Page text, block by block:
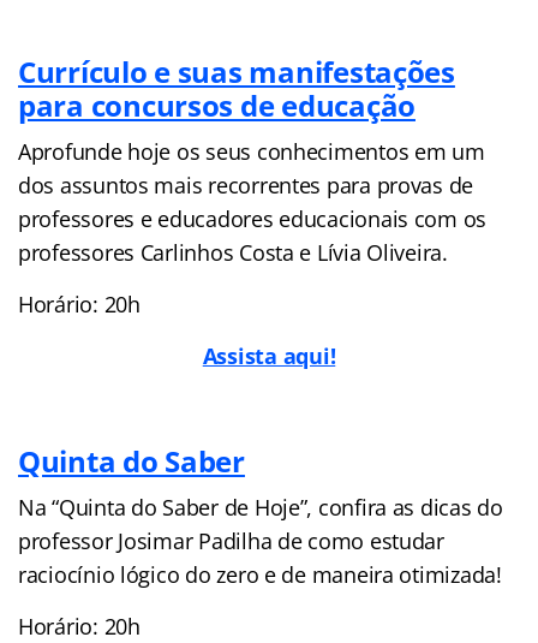
Currículo e suas manifestações
para concursos de educação
Aprofunde hoje os seus conhecimentos em um
dos assuntos mais recorrentes para provas de
professores e educadores educacionais com os
professores Carlinhos Costa e Lívia Oliveira.
Horário: 20h
Assista aqui!
Quinta do Saber
Na “Quinta do Saber de Hoje”, confira as dicas do
professor Josimar Padilha de como estudar
raciocínio lógico do zero e de maneira otimizada!
Horário: 20h